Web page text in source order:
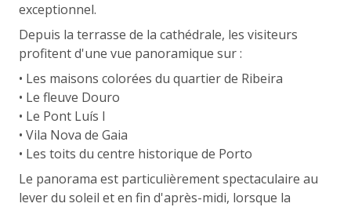
exceptionnel.
Depuis la terrasse de la cathédrale, les visiteurs
profitent d'une vue panoramique sur :
• Les maisons colorées du quartier de Ribeira
• Le fleuve Douro
• Le Pont Luís I
• Vila Nova de Gaia
• Les toits du centre historique de Porto
Le panorama est particulièrement spectaculaire au
lever du soleil et en fin d'après-midi, lorsque la